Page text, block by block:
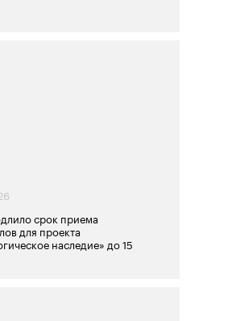
срок приема
для проекта
наследие» до 15